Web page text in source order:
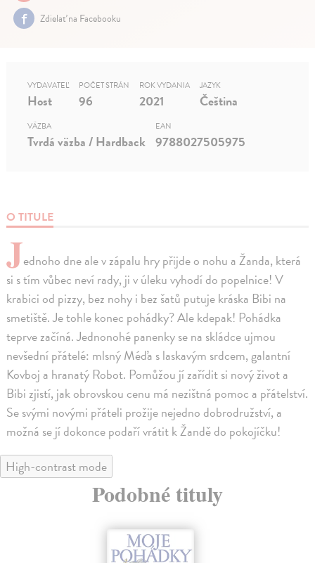
Zdielať na Facebooku
O TITULE
Jednoho dne ale v zápalu hry přijde o nohu a Žanda, která
si s tím vůbec neví rady, ji v úleku vyhodí do popelnice! V
krabici od pizzy, bez nohy i bez šatů putuje kráska Bibi na
smetiště. Je tohle konec pohádky? Ale kdepak! Pohádka
teprve začíná. Jednonohé panenky se na skládce ujmou
nevšední přátelé: mlsný Méďa s laskavým srdcem, galantní
Kovboj a hranatý Robot. Pomůžou jí zařídit si nový život a
Bibi zjistí, jak obrovskou cenu má nezištná pomoc a přátelství.
Se svými novými přáteli prožije nejedno dobrodružství, a
možná se jí dokonce podaří vrátit k Žandě do pokojíčku!
VYDAVATEĽ
Host
POČET STRÁN
96
ROK VYDANIA
2021
JAZYK
Čeština
VÄZBA
Tvrdá väzba / Hardback
EAN
9788027505975
High-contrast mode
Podobné tituly